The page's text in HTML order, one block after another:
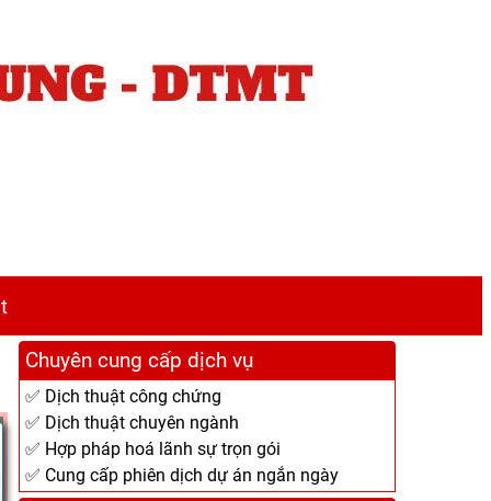
Chuyên cung cấp dịch vụ
✅ Dịch thuật công chứng
✅ Dịch thuật chuyên ngành
✅ Hợp pháp hoá lãnh sự trọn gói
✅ Cung cấp phiên dịch dự án ngắn ngày